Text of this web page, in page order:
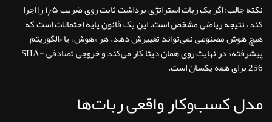
نکته جالب: اگر یک ربات استراتژی برداشت ثابت روی ضریب ۱٫۵ را اجرا
کند، نتیجه ریاضی مشخص است. این یک قانون پایه احتمالات است که
هیچ هوش مصنوعی نمی‌تواند تغییرش دهد. هر «هوش» یا «الگوریتم
پیشرفته» در نهایت روی همان دیتا کار می‌کند و خروجی تصادفی SHA-
256 برای همه یکسان است.
مدل کسب‌وکار واقعی ربات‌ها